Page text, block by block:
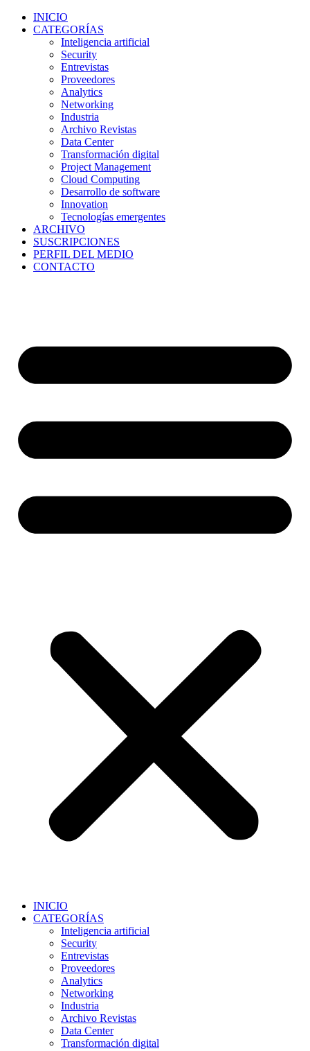
INICIO
CATEGORÍAS
Inteligencia artificial
Security
Entrevistas
Proveedores
Analytics
Networking
Industria
Archivo Revistas
Data Center
Transformación digital
Project Management
Cloud Computing
Desarrollo de software
Innovation
Tecnologías emergentes
ARCHIVO
SUSCRIPCIONES
PERFIL DEL MEDIO
CONTACTO
INICIO
CATEGORÍAS
Inteligencia artificial
Security
Entrevistas
Proveedores
Analytics
Networking
Industria
Archivo Revistas
Data Center
Transformación digital